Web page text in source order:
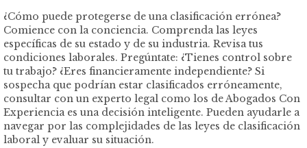
¿Cómo puede protegerse de una clasificación errónea?
Comience con la conciencia. Comprenda las leyes
específicas de su estado y de su industria. Revisa tus
condiciones laborales. Pregúntate: ¿Tienes control sobre
tu trabajo? ¿Eres financieramente independiente? Si
sospecha que podrían estar clasificados erróneamente,
consultar con un experto legal como los de Abogados Con
Experiencia es una decisión inteligente. Pueden ayudarle a
navegar por las complejidades de las leyes de clasificación
laboral y evaluar su situación.